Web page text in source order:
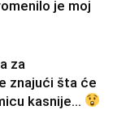
je moj
za
znajući šta će
kasnije…